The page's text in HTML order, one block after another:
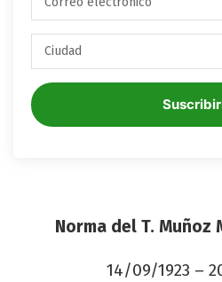
Norma del T. Muñoz
14/09/1923 –